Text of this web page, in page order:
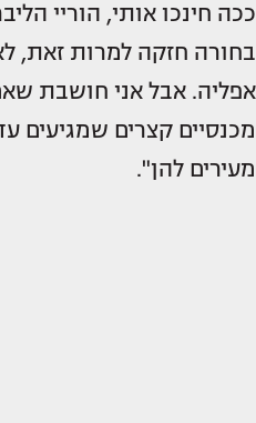
ככה חינכו אותי, הוריי
בחורה חזקה למרות זאת,
אפליה. אבל אני חושבת
מכנסיים קצרים שמגיעים
מעירים להן".